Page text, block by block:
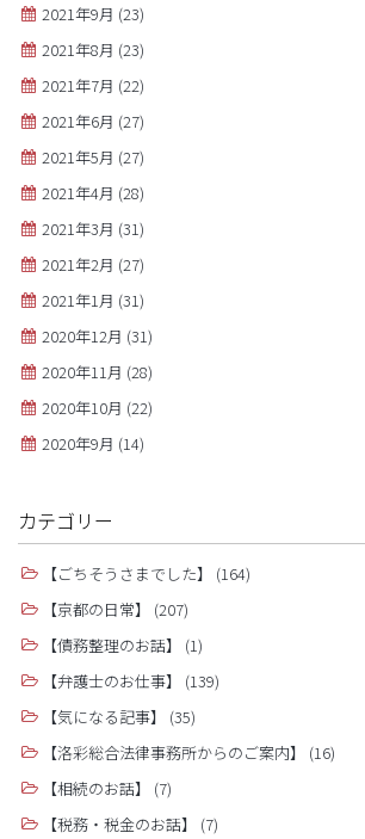
2021年9月 (23)
2021年8月 (23)
2021年7月 (22)
2021年6月 (27)
2021年5月 (27)
2021年4月 (28)
2021年3月 (31)
2021年2月 (27)
2021年1月 (31)
2020年12月 (31)
2020年11月 (28)
2020年10月 (22)
2020年9月 (14)
カテゴリー
【ごちそうさまでした】
(164)
【京都の日常】
(207)
【債務整理のお話】
(1)
【弁護士のお仕事】
(139)
【気になる記事】
(35)
【洛彩総合法律事務所からのご案内】
(16)
【相続のお話】
(7)
【税務・税金のお話】
(7)